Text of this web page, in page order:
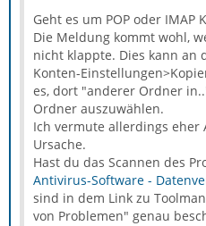
Geht es um POP oder IMAP
Die Meldung kommt wohl,
nicht klappte. Dies kann an
Konten-
es, dort "anderer Ordner
Ordner auszuwählen.
Ich vermute allerdings eher
Ursache.
Hast du das Scannen des
Antivirus-Software -
sind in dem Link zu
von Problemen" genau